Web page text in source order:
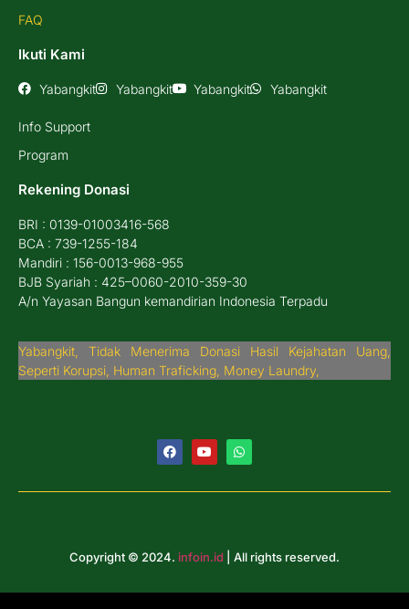
FAQ
Ikuti Kami
Yabangkit Yabangkit Yabangkit Yabangkit
Info Support
Program
Rekening Donasi
BRI : 0139-01003416-568
BCA : 739-1255-184
Mandiri : 156-0013-968-955
BJB Syariah : 425–0060-2010-359-30
A/n Yayasan Bangun kemandirian Indonesia Terpadu
Yabangkit, Tidak Menerima Donasi Hasil Kejahatan Uang,
Seperti Korupsi, Human Traficking, Money Laundry,
Copyright © 2024. infoin.id | All rights reserved.